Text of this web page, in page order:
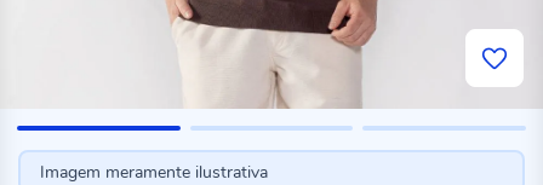
Imagem meramente ilustrativa